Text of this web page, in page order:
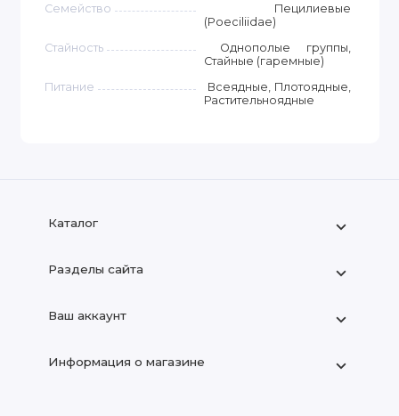
Семейство
Пецилиевые
(Poeciliidae)
Стайность
Однополые группы,
Стайные (гаремные)
Питание
Всеядные, Плотоядные,
Растительноядные
Каталог
Разделы сайта
Ваш аккаунт
Информация о магазине